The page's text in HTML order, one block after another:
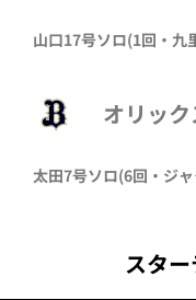
山口17号ソロ(1回・ 九
オリック
太田7号ソロ(6回・ ジ
スタ